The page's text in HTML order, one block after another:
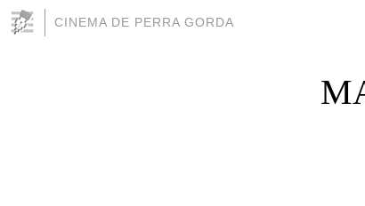
CINEMA DE PERRA GORDA